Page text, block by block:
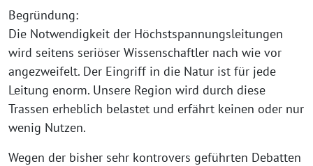
Begründung:
Die Notwendigkeit der Höchstspannungsleitungen
wird seitens seriöser Wissenschaftler nach wie vor
angezweifelt. Der Eingriff in die Natur ist für jede
Leitung enorm. Unsere Region wird durch diese
Trassen erheblich belastet und erfährt keinen oder nur
wenig Nutzen.
Wegen der bisher sehr kontrovers geführten Debatten